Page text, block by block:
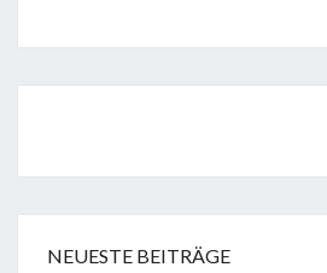
NEUESTE BEITRÄGE